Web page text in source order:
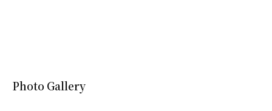
Photo Gallery